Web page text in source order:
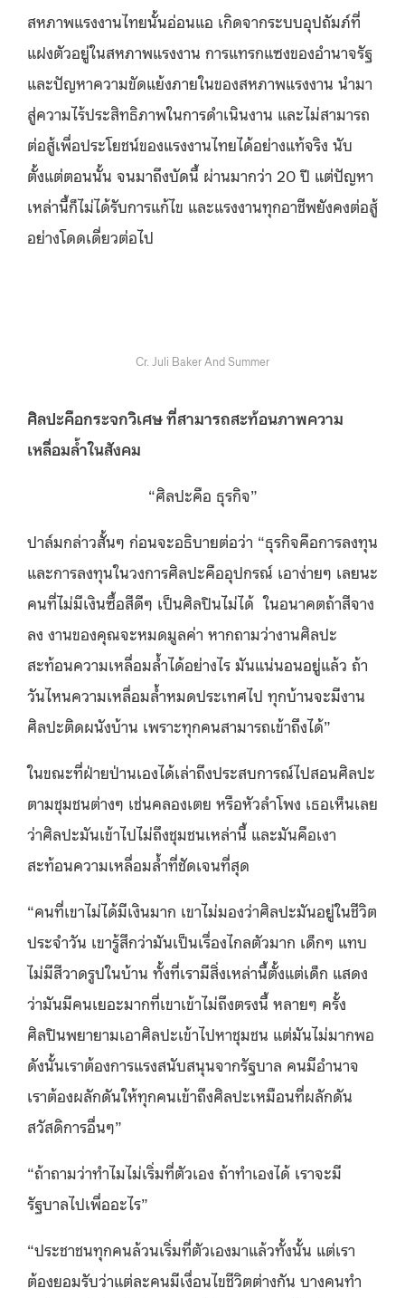
สหภาพแรงงานไทยนั้นอ่อนแอ เกิดจากระบบอุปถัมภ์ที่
แฝงตัวอยู่ในสหภาพแรงงาน การแทรกแซงของอำนาจรัฐ
และปัญหาความขัดแย้งภายในของสหภาพแรงงาน นำมา
สู่ความไร้ประสิทธิภาพในการดำเนินงาน และไม่สามารถ
ต่อสู้เพื่อประโยชน์ของแรงงานไทยได้อย่างแท้จริง นับ
ตั้งแต่ตอนนั้น จนมาถึงบัดนี้ ผ่านมากว่า 20 ปี แต่ปัญหา
เหล่านี้ก็ไม่ได้รับการแก้ไข และแรงงานทุกอาชีพยังคงต่อสู้
อย่างโดดเดี่ยวต่อไป
Cr. Juli Baker And Summer
ศิลปะคือกระจกวิเศษ ที่สามารถสะท้อนภาพความ
เหลื่อมล้ำในสังคม
“ศิลปะคือ ธุรกิจ”
ปาล์มกล่าวสั้นๆ ก่อนจะอธิบายต่อว่า “ธุรกิจคือการลงทุน
และการลงทุนในวงการศิลปะคืออุปกรณ์ เอาง่ายๆ เลยนะ
คนที่ไม่มีเงินซื้อสีดีๆ เป็นศิลปินไม่ได้ ในอนาคตถ้าสีจาง
ลง งานของคุณจะหมดมูลค่า หากถามว่างานศิลปะ
สะท้อนความเหลื่อมล้ำได้อย่างไร มันแน่นอนอยู่แล้ว ถ้า
วันไหนความเหลื่อมล้ำหมดประเทศไป ทุกบ้านจะมีงาน
ศิลปะติดผนังบ้าน เพราะทุกคนสามารถเข้าถึงได้”
ในขณะที่ฝ่ายป่านเองได้เล่าถึงประสบการณ์ไปสอนศิลปะ
ตามชุมชนต่างๆ เช่นคลองเตย หรือหัวลำโพง เธอเห็นเลย
ว่าศิลปะมันเข้าไปไม่ถึงชุมชนเหล่านี้ และมันคือเงา
สะท้อนความเหลื่อมล้ำที่ชัดเจนที่สุด
“คนที่เขาไม่ได้มีเงินมาก เขาไม่มองว่าศิลปะมันอยู่ในชีวิต
ประจำวัน เขารู้สึกว่ามันเป็นเรื่องไกลตัวมาก เด็กๆ แทบ
ไม่มีสีวาดรูปในบ้าน ทั้งที่เรามีสิ่งเหล่านี้ตั้งแต่เด็ก แสดง
ว่ามันมีคนเยอะมากที่เขาเข้าไม่ถึงตรงนี้ หลายๆ ครั้ง
ศิลปินพยายามเอาศิลปะเข้าไปหาชุมชน แต่มันไม่มากพอ
ดังนั้นเราต้องการแรงสนับสนุนจากรัฐบาล คนมีอำนาจ
เราต้องผลักดันให้ทุกคนเข้าถึงศิลปะเหมือนที่ผลักดัน
สวัสดิการอื่นๆ”
“ถ้าถามว่าทำไมไม่เริ่มที่ตัวเอง ถ้าทำเองได้ เราจะมี
รัฐบาลไปเพื่ออะไร”
“ประชาชนทุกคนล้วนเริ่มที่ตัวเองมาแล้วทั้งนั้น แต่เรา
ต้องยอมรับว่าแต่ละคนมีเงื่อนไขชีวิตต่างกัน บางคนทำ